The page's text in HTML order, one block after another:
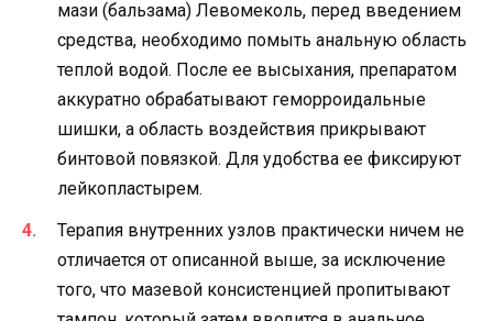
мази (бальзама) Левомеколь, перед введением
средства, необходимо помыть анальную область
теплой водой. После ее высыхания, препаратом
аккуратно обрабатывают геморроидальные
шишки, а область воздействия прикрывают
бинтовой повязкой. Для удобства ее фиксируют
лейкопластырем.
Терапия внутренних узлов практически ничем не
отличается от описанной выше, за исключение
того, что мазевой консистенцией пропитывают